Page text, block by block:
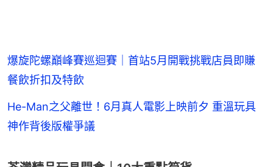
爆旋陀螺巔峰賽巡迴賽｜首站5月開戰挑戰店員即賺
餐飲折扣及特飲
He-Man之父離世！6月真人電影上映前夕 重溫玩具
神作背後版權爭議